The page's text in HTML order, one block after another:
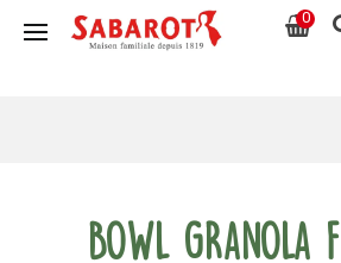
0
Bowl granola